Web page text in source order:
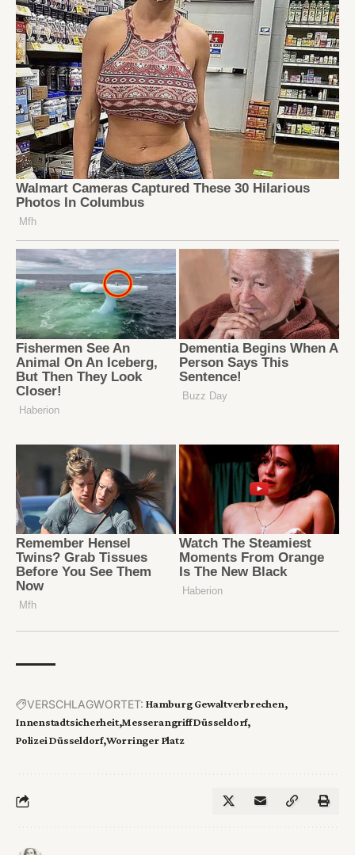
VERSCHLAGWORTET: Hamburg Gewaltverbrechen
Innenstadtsicherheit Messerangriff Düsseldorf
Polizei Düsseldorf Worringer Platz